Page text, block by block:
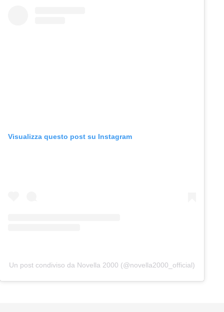
Visualizza questo post su Instagram
Un post condiviso da Novella 2000 (@novella2000_official)